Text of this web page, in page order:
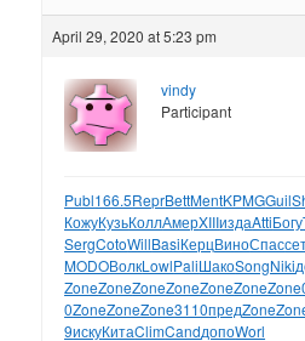
April 29, 2020 at 5:23 pm
vindy
Participant
Publ166.5ReprBettMentKPMGGuil
КожуКузьКоллАмерXIIIиздаAttiБогу
SergCotoWillBasiКерцВиноСпас
MODOВолкLowlPaliШакоSongNiki
ZoneZoneZoneZoneZoneZoneZone
0ZoneZoneZone3110предZone
9искуКитаClimCandдопоWorl